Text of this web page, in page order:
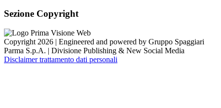
Sezione Copyright
Copyright 2026 | Engineered and powered by Gruppo Spaggiari
Parma S.p.A. | Divisione Publishing & New Social Media
Disclaimer trattamento dati personali